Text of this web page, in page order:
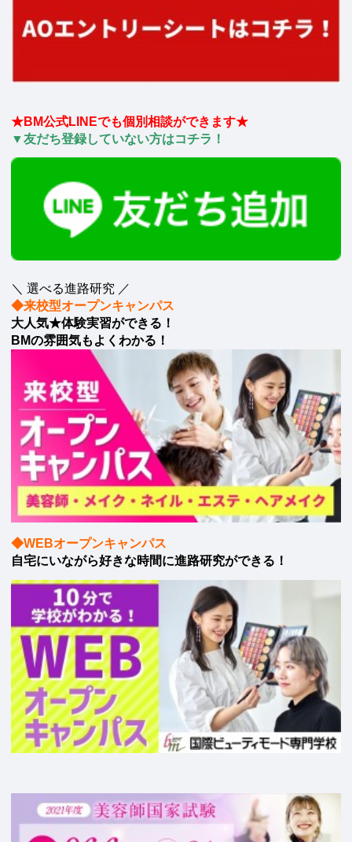
★BM公式LINEでも個別相談ができます★
▼友だち登録していない方はコチラ！
＼ 選べる進路研究 ／
◆来校型オープンキャンパス
大人気★体験実習ができる！
BMの雰囲気もよくわかる！
◆WEBオープンキャンパス
自宅にいながら好きな時間に進路研究ができる！